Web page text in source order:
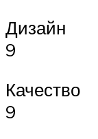
Дизайн
9
Качество
9